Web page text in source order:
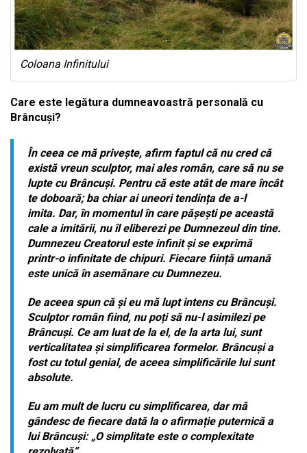
Coloana Infinitului
Care este legătura dumneavoastră personală cu
Brâncuși?
În ceea ce mă privește, afirm faptul că nu cred că
există vreun sculptor, mai ales român, care să nu se
lupte cu Brâncuși. Pentru că este atât de mare încât
te doboară; ba chiar ai uneori tendința de a-l
imita. Dar, în momentul în care pășești pe această
cale a imitării, nu îl eliberezi pe Dumnezeul din tine.
Dumnezeu Creatorul este infinit și se exprimă
printr-o infinitate de chipuri. Fiecare ființă umană
este unică în asemănare cu Dumnezeu.
De aceea spun că și eu mă lupt intens cu Brâncuși.
Sculptor român fiind, nu poți să nu-l asimilezi pe
Brâncuși. Ce am luat de la el, de la arta lui, sunt
verticalitatea și simplificarea formelor. Brâncuși a
fost cu totul genial, de aceea simplificările lui sunt
absolute.
Eu am mult de lucru cu simplificarea, dar mă
gândesc de fiecare dată la o afirmație puternică a
lui Brâncuși: „O simplitate este o complexitate